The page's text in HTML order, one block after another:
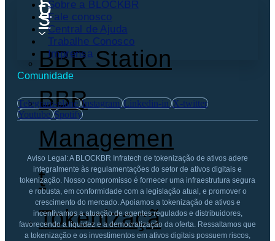
o
s
BBR Station
BBR
Managemen
T
Tokenizaçã
Sobre a BLOCKBR
Fale conosco
Central de Ajuda
Trabalhe Conosco
Imprensa
Comunidade
Telegram-plane Instagram Linkedin-in X-twitter
Youtube Spotify
Aviso Legal: A BLOCKBR Infratech de tokenização de ativos adere
integralmente às regulamentações do setor de ativos digitais e
tokenização. Nosso compromisso é fornecer uma infraestrutura segura
e robusta, em conformidade com a legislação atual, e promover o
crescimento do mercado. Apoiamos a tokenização de ativos e
incentivamos a atuação de agentes regulados e distribuidores,
favorecendo a liquidez e a democratização da oferta. Ressaltamos que
a tokenização e os investimentos em ativos digitais possuem riscos,